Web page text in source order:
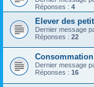
Réponses : 4
Elever des
Dernier message
Réponses : 22
Dernier message
Réponses : 16